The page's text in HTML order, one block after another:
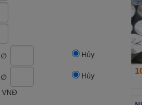
∅ Hủy
∅
Hủy
VNĐ